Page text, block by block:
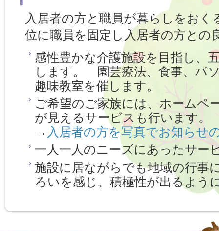
入居者の方と職員が暮らしをお
位に職員を固定し入居者の方との
感性豊かな介護施設を目指し、
します。 園芸療法、食事、パ
趣味教室を催します。
ご希望のご家族には、ホームペ
が見えるサービスも行います。
→ 入居者の方を写真でお知らせ
一人一人のニーズにあったサー
施設に居ながらでも地域の行事
ろいを感じ、積極性が出るよう